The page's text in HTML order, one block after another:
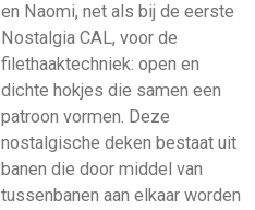
en Naomi, net als bij de eerste
Nostalgia CAL, voor de
filethaaktechniek: open en
dichte hokjes die samen een
patroon vormen. Deze
nostalgische deken bestaat uit
banen die door middel van
tussenbanen aan elkaar worden